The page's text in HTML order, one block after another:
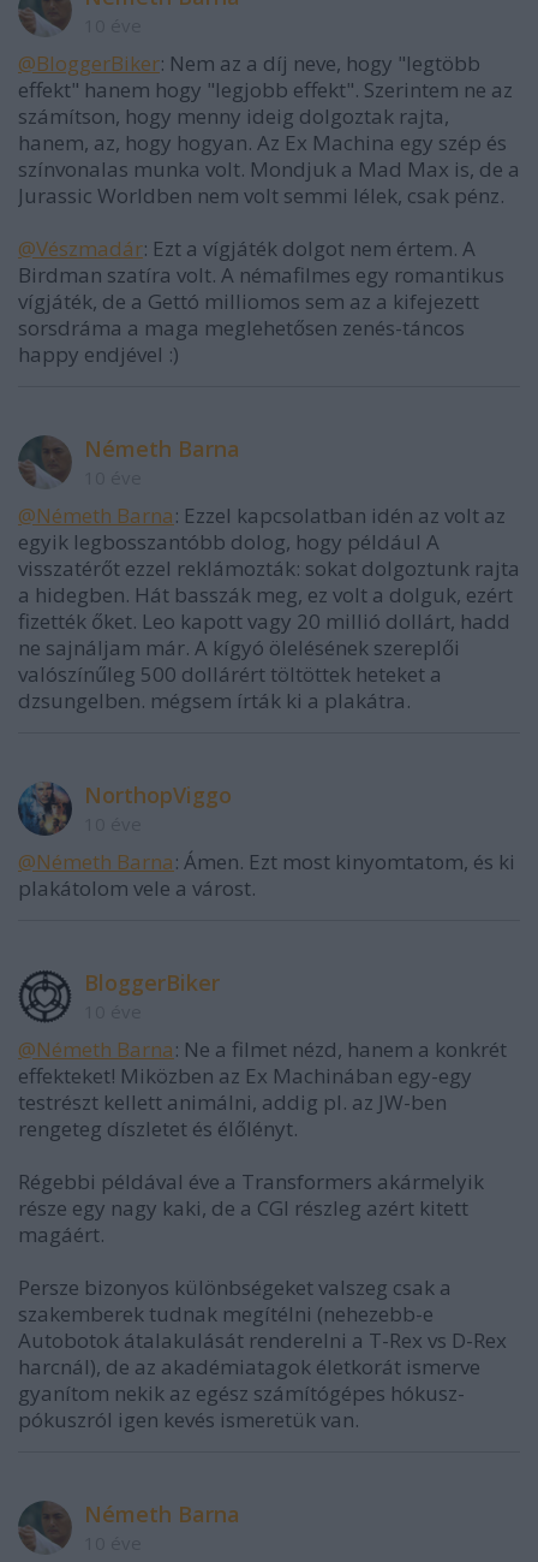
@BloggerBiker: Nem az a díj neve, hogy "legtöbb
effekt" hanem hogy "legjobb effekt". Szerintem ne az
számítson, hogy menny ideig dolgoztak rajta,
hanem, az, hogy hogyan. Az Ex Machina egy szép és
színvonalas munka volt. Mondjuk a Mad Max is, de a
Jurassic Worldben nem volt semmi lélek, csak pénz.
@Vészmadár: Ezt a vígjáték dolgot nem értem. A
Birdman szatíra volt. A némafilmes egy romantikus
vígjáték, de a Gettó milliomos sem az a kifejezett
sorsdráma a maga meglehetősen zenés-táncos
happy endjével :)
Németh Barna
@Németh Barna: Ezzel kapcsolatban idén az volt az
egyik legbosszantóbb dolog, hogy például A
visszatérőt ezzel reklámozták: sokat dolgoztunk rajta
a hidegben. Hát basszák meg, ez volt a dolguk, ezért
fizették őket. Leo kapott vagy 20 millió dollárt, hadd
ne sajnáljam már. A kígyó ölelésének szereplői
valószínűleg 500 dollárért töltöttek heteket a
dzsungelben. mégsem írták ki a plakátra.
NorthopViggo
@Németh Barna: Ámen. Ezt most kinyomtatom, és ki
plakátolom vele a várost.
BloggerBiker
@Németh Barna: Ne a filmet nézd, hanem a konkrét
effekteket! Miközben az Ex Machinában egy-egy
testrészt kellett animálni, addig pl. az JW-ben
rengeteg díszletet és élőlényt.
Régebbi példával éve a Transformers akármelyik
része egy nagy kaki, de a CGI részleg azért kitett
magáért.
Persze bizonyos különbségeket valszeg csak a
szakemberek tudnak megítélni (nehezebb-e
Autobotok átalakulását renderelni a T-Rex vs D-Rex
harcnál), de az akadémiatagok életkorát ismerve
gyanítom nekik az egész számítógépes hókusz-
pókuszról igen kevés ismeretük van.
Németh Barna